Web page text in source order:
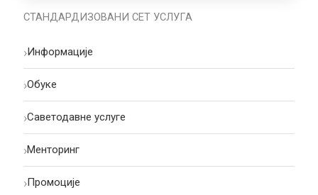
СТАНДАРДИЗОВАНИ СЕТ УСЛУГА
›Информације
›Oбуке
›Саветодавне услуге
›Менторинг
›Промоције